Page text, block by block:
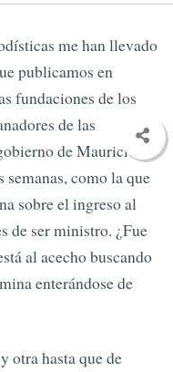
me han llevado
publicamos en
fundaciones de los
de las
de Mauricio
semanas, como la que
sobre el ingreso al
de ser ministro. ¿Fue
al acecho buscando
enterándose de
otra hasta que de